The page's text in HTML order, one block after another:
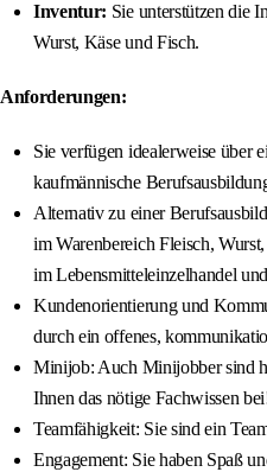
Inventur: Sie unterstützen die
Wurst, Käse und Fisch.
Anforderungen:
Sie verfügen idealerweise über
kaufmännische
Alternativ zu einer
im Warenbereich Fleisch,
im Lebensmitteleinzelhandel
Kundenorientierung und
durch ein offenes,
Minijob: Auch Minijobber sind
Ihnen das nötige Fachwissen
Teamfähigkeit: Sie sind ein
Engagement: Sie haben Spaß